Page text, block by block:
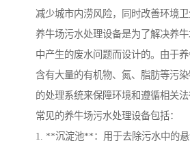
减少城市内涝风险，同时改善环境卫
养牛场污水处理设备是为了解决养
中产生的废水问题而设计的。由于
含有大量的有机物、氮、脂肪等污
的处理系统来保障环境和遵循相关法
常见的养牛场污水处理设备包括：
1. **沉淀池**：用于去除污水中的悬